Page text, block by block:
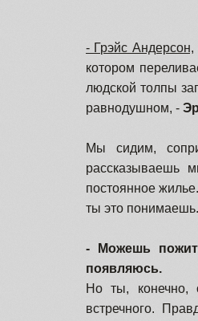
- Грэйс Андерсон,
котором
людской толпы
равнодушном, -
Мы сидим,
рассказываешь
постоянное
ты это
- Можешь
появляюсь.
Но ты, конечно,
встречного.